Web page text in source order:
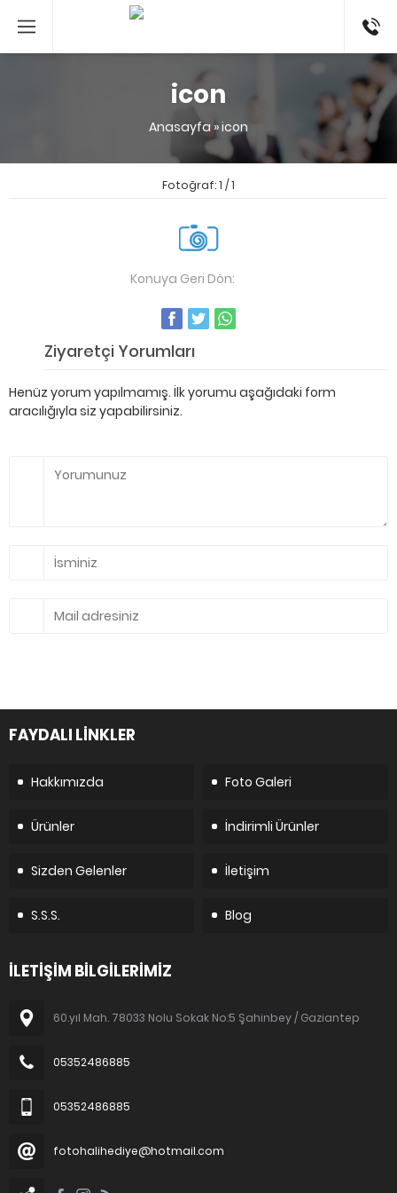
icon
Anasayfa»icon
Fotoğraf: 1 / 1
Konuya Geri Dön:
Ziyaretçi Yorumları
Henüz yorum yapılmamış. İlk yorumu aşağıdaki form
aracılığıyla siz yapabilirsiniz.
FAYDALI LİNKLER
Hakkımızda Foto Galeri
Ürünler İndirimli Ürünler
Sizden Gelenler İletişim
S.S.S. Blog
İLETİŞİM BİLGİLERİMİZ
60.yıl Mah. 78033 Nolu Sokak No:5 Şahinbey / Gaziantep
05352486885
05352486885
fotohalihediye@hotmail.com